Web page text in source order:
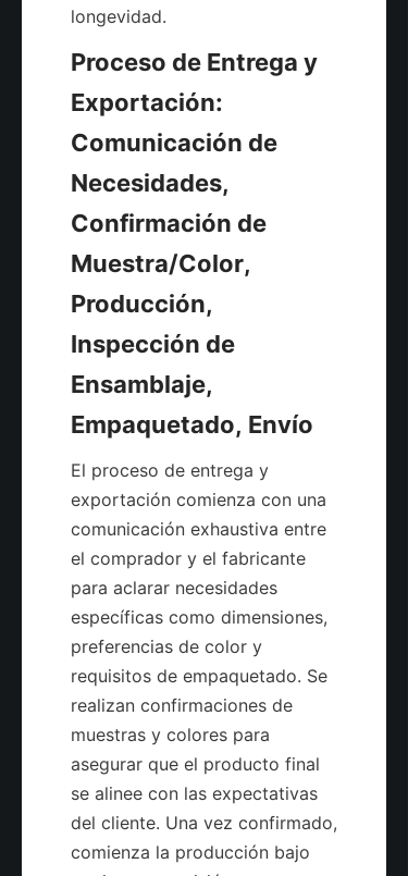
Proceso de Entrega y
Exportación:
Comunicación de
Necesidades,
Confirmación de
Muestra/Color,
Producción,
Inspección de
Ensamblaje,
El proceso de entrega y
exportación comienza con una
comunicación exhaustiva entre
el comprador y el fabricante
para aclarar necesidades
específicas como dimensiones,
preferencias de color y
requisitos de empaquetado. Se
realizan confirmaciones de
muestras y colores para
asegurar que el producto final
se alinee con las expectativas
del cliente. Una vez confirmado,
comienza la producción bajo